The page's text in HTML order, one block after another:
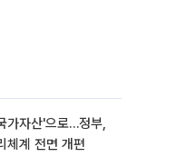
가자산'으로…정부,
체계 전면 개편